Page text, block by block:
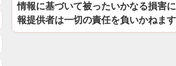
情報に基づいて被ったいかなる損害
報提供者は一切の責任を負いかねます